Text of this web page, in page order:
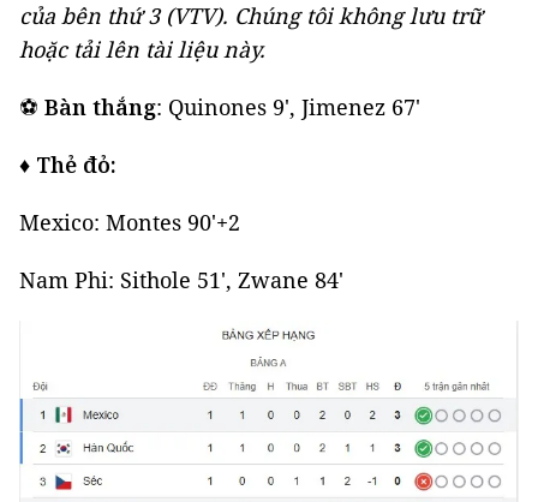
của bên thứ 3 (VTV). Chúng tôi không lưu trữ
hoặc tải lên tài liệu này.
⚽ Bàn thắng: Quinones 9', Jimenez 67'
♦️ Thẻ đỏ:
Mexico: Montes 90'+2
Nam Phi: Sithole 51', Zwane 84'